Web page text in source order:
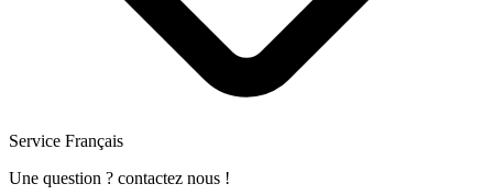
Service Français
Une question ? contactez nous !